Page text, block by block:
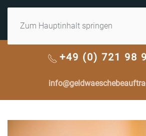
Zum Hauptinhalt springen
+49 (0) 721 98